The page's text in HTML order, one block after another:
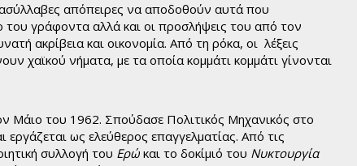
απόπειρες να αποδοθούν αυτά που
του γράφοντα αλλά και οι προσλήψεις του από τον
ακρίβεια και οικονομία. Από τη ρόκα, οι λέξεις
χαϊκού νήματα, με τα οποία κομμάτι κομμάτι γίνονται
Μάιο του 1962. Σπούδασε Πολιτικός Μηχανικός στο
εργάζεται ως ελεύθερος επαγγελματίας. Από τις
συλλογή του Ερώ και το δοκίμιό του Νυκτουργία